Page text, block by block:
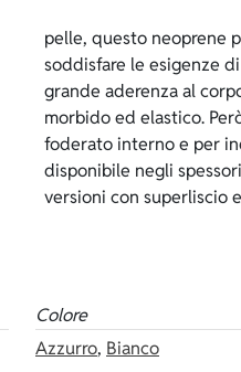
versioni con superliscio
Colore
Azzurro, Bianco